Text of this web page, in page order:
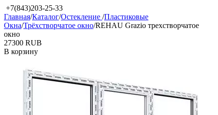
+7(843)203-25-33
Главная/Каталог/Остекление /Пластиковые
Окна/Трёхстворчатое окно/REHAU Grazio трехстворчатое
окно
‍27300‍ RUB
В корзину